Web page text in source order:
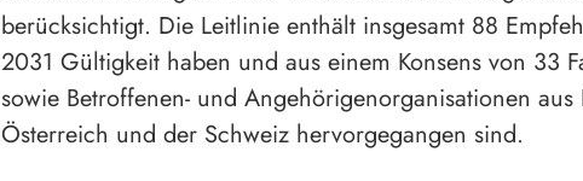
berücksichtigt. Die Leitlinie enthält insgesamt 88
2031 Gültigkeit haben und aus einem Konsens von 33
sowie Betroffenen- und Angehörigenorganisationen aus
Österreich und der Schweiz hervorgegangen sind.